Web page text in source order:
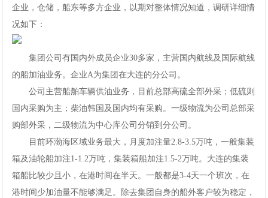
企业，仓储，船东等多方企业，以期对整体情况知道，调研详细情
况如下：
集团公司有国内外成员企业30多家，主营国内航线及国际航线
的船加油业务。企业A为集团在大连的分公司。
公司主营船舶车辆供油业务，目前总部高硫全部外采；低硫则
国内采购为主；柴油韩国及国内均有采购。一级物流为公司总部采
购部外采，二级物流为中心库公司分销到分公司。
目前环渤海区域业务最大，月度加注量2.8-3.5万吨，一般集装
箱及油轮船加注1-1.2万吨，集装箱船加注1.5-2万吨。大连的集装
箱船比较少且小，在港时间在半天。一般都是3-4天一个班次，在
港时间少加油量不能够满足。除去集团自身的船外客户较为稳定，